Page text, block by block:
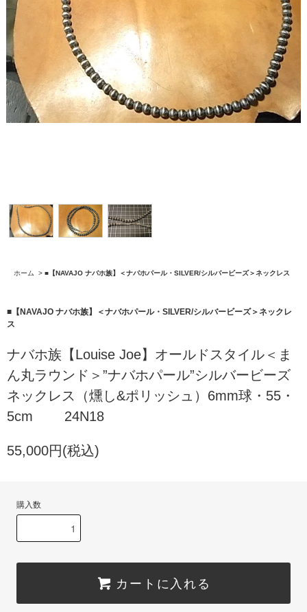
ホーム > ■【NAVAJO ナバホ族】＜ナバホパール・SILVER/シルバービーズ＞ネックレス
■【NAVAJO ナバホ族】＜ナバホパール・SILVER/シルバービーズ＞ネックレ
ス
ナバホ族【Louise Joe】オールドスタイル＜ま
ん丸ラウンド＞”ナバホパール”シルバービーズ
ネックレス（燻し&ポリッシュ）6mm球・55・
5cm 24N18
55,000円(税込)
購入数
カートに入れる